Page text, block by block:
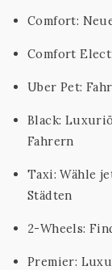
Comfort:
Comfort
Uber Pet:
Black:
Fahrern
Taxi: Wähle
Städten
2-Wheels:
Premier: